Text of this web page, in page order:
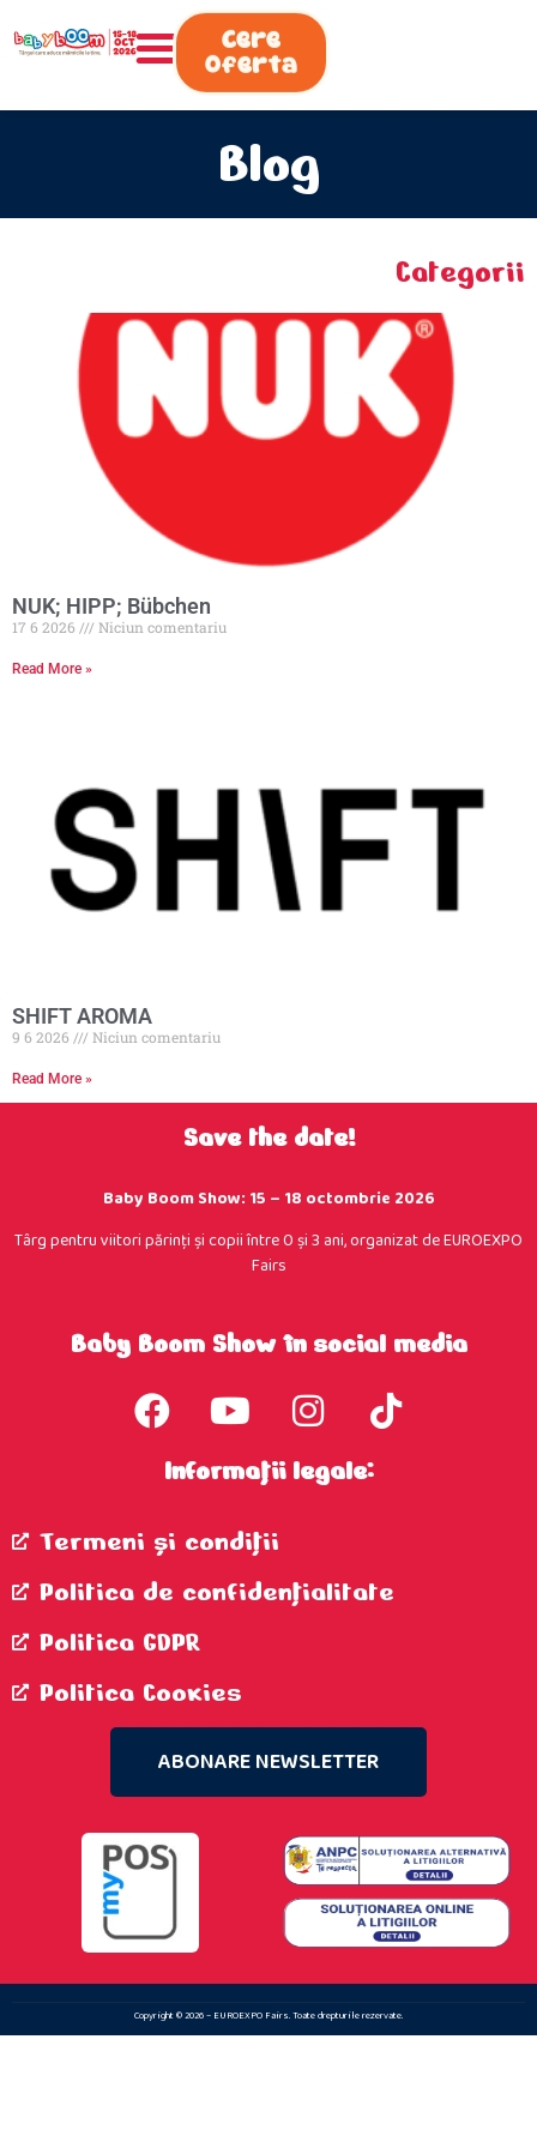
0730.808.038 Cere
Oferta
Blog
Categorii
NUK; HIPP; Bübchen
17 6 2026 Niciun comentariu
Read More »
SHIFT AROMA
9 6 2026 Niciun comentariu
Read More »
Save the date!
Baby Boom Show: 15 – 18 octombrie 2026
Târg pentru viitori părinţi şi copii între 0 şi 3 ani, organizat de EUROEXPO
Fairs
Baby Boom Show în social media
Informații legale:
Termeni şi condiţii
Politica de confidenţialitate
Politica GDPR
Politica Cookies
ABONARE NEWSLETTER
Copyright © 2026 – EUROEXPO Fairs. Toate drepturile rezervate.